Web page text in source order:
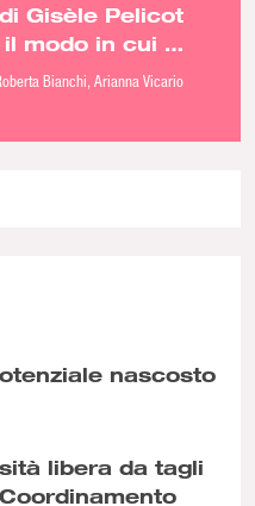
Gisèle Pelicot
modo in cui si
parla di stupro
Bianchi Arianna Vicario
nascosto
libera da tagli